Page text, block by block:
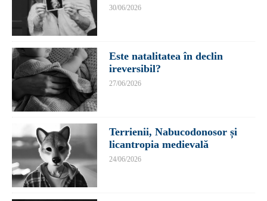
30/06/2026
Este natalitatea în declin
ireversibil?
27/06/2026
Terrienii, Nabucodonosor și
licantropia medievală
24/06/2026